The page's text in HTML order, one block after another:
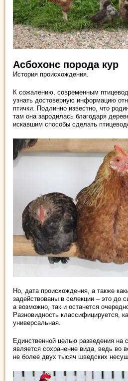
Асбохонс порода кур
История происхождения.
К сожалению, современным
узнать достоверную информацию
птички. Подлинно известно, что
там она зародилась благодаря
искавшим способы сделать
Но, дата происхождения, а также
задействованы в селекции – это до
а возможно, так и останется
Разновидность классифицируется,
универсальная.
Единственной целью разведения на
является сохранение вида, ведь во
не более двух тысяч шведских